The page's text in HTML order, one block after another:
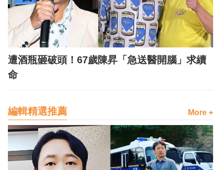
遭酒瓶砸破頭！67歲陳昇「急送醫開腦」求續
命
編輯精選推薦 More +